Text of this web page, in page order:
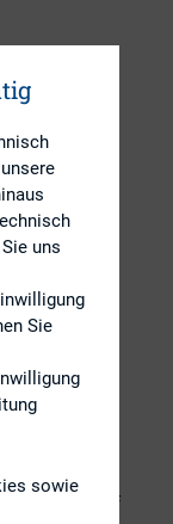
räumt den
wählen. Auf
uns
Sie
sowie